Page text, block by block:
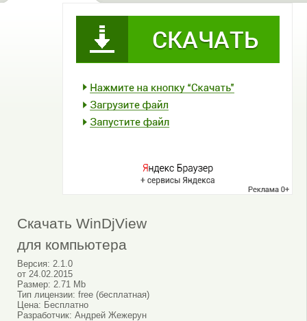
Скачать WinDjView
для компьютера
Версия: 2.1.0
от 24.02.2015
Размер: 2.71 Mb
Тип лицензии: free (бесплатная)
Цена: Бесплатно
Разработчик: Андрей Жежерун